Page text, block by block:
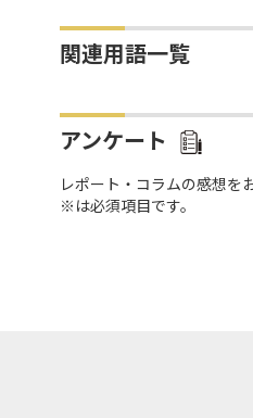
関連用語一覧
アンケート
レポート・コラムの感想を
※は必須項目です。